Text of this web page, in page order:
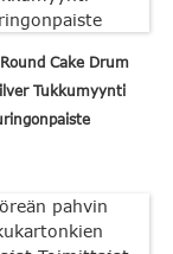
Cake Drum
Tukkumyynti